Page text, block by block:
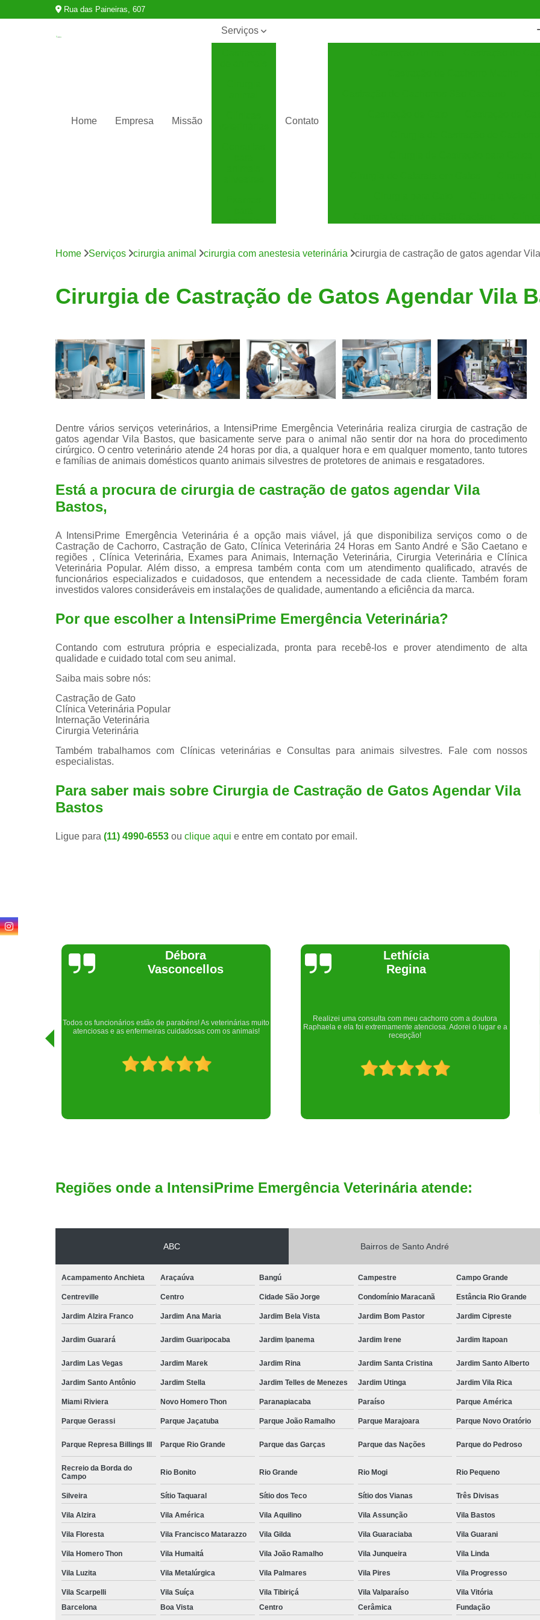
Rua das Paineiras, 607
Home Empresa Missão
Serviços
animais
para
tártaro
Contato
Clínica Veterinária Especializada em Cães
Clínica Veterinária Santo André
Consulta de
Consulta Médica
Consulta Médica Veterinária para
Consulta para
Consulta para Animais Silvestres São
Consulta para Silvestres
Consulta Veterinária para Silvestres
Exame de Endoscopia Veterinária
Exame de Ultrassom para
Exame para Animais Santo André
Exame para Cachorro
Internação para Cães e
Internação Semi Intensiva Veterinária
Limpeza Tártaro Santo André
Limpeza
Home Serviços cirurgia animal cirurgia com anestesia veterinária cirurgia de castração de gatos agendar
Cirurgia de Castração de Gatos Agendar Vila
Dentre vários serviços veterinários, a IntensiPrime Emergência Veterinária realiza cirurgia de castração de
gatos agendar Vila Bastos, que basicamente serve para o animal não sentir dor na hora do procedimento
cirúrgico. O centro veterinário atende 24 horas por dia, a qualquer hora e em qualquer momento, tanto tutores
e famílias de animais domésticos quanto animais silvestres de protetores de animais e resgatadores.
Está a procura de cirurgia de castração de gatos agendar Vila
Bastos,
A IntensiPrime Emergência Veterinária é a opção mais viável, já que disponibiliza serviços como o de
Castração de Cachorro, Castração de Gato, Clínica Veterinária 24 Horas em Santo André e São Caetano e
regiões , Clínica Veterinária, Exames para Animais, Internação Veterinária, Cirurgia Veterinária e Clínica
Veterinária Popular. Além disso, a empresa também conta com um atendimento qualificado, através de
funcionários especializados e cuidadosos, que entendem a necessidade de cada cliente. Também foram
investidos valores consideráveis em instalações de qualidade, aumentando a eficiência da marca.
Por que escolher a IntensiPrime Emergência Veterinária?
Contando com estrutura própria e especializada, pronta para recebê-los e prover atendimento de alta
qualidade e cuidado total com seu animal.
Saiba mais sobre nós:
Castração de Gato
Clínica Veterinária Popular
Internação Veterinária
Cirurgia Veterinária
Também trabalhamos com Clínicas veterinárias e Consultas para animais silvestres. Fale com nossos
especialistas.
Para saber mais sobre Cirurgia de Castração de Gatos Agendar Vila
Bastos
Ligue para (11) 4990-6553 ou clique aqui e entre em contato por email.
Lethícia
Regina
Realizei uma consulta com meu cachorro com a doutora
Raphaela e ela foi extremamente atenciosa. Adorei o lugar e a
recepção!
Joelma Lilian
Um lugar maravilhoso. Sempre serei grata pelo que fizeram por
nós!
Regiões onde a IntensiPrime Emergência Veterinária atende:
ABC Bairros de Santo André
Acampamento Anchieta Araçaúva Bangú Campestre Campo Grande
Centreville Centro Cidade São Jorge Condomínio Maracanã Estância Rio Grande
Jardim Alzira Franco Jardim Ana Maria Jardim Bela Vista Jardim Bom Pastor Jardim Cipreste
Jardim Guarará Jardim Guaripocaba Jardim Ipanema Jardim Irene Jardim Itapoan
Jardim Las Vegas Jardim Marek Jardim Rina Jardim Santa Cristina Jardim Santo Alberto
Jardim Santo Antônio Jardim Stella Jardim Telles de Menezes Jardim Utinga Jardim Vila Rica
Miami Riviera Novo Homero Thon Paranapiacaba Paraíso Parque América
Parque Gerassi Parque Jaçatuba Parque João Ramalho Parque Marajoara Parque Novo Oratório
Parque Represa Billings III Parque Rio Grande Parque das Garças Parque das Nações Parque do Pedroso
Recreio da Borda do
Campo
Rio Bonito Rio Grande Rio Mogi Rio Pequeno
Silveira Sítio Taquaral Sítio dos Teco Sítio dos Vianas Três Divisas
Vila Alzira Vila América Vila Aquilino Vila Assunção Vila Bastos
Vila Floresta Vila Francisco Matarazzo Vila Gilda Vila Guaraciaba Vila Guarani
Vila Homero Thon Vila Humaitá Vila João Ramalho Vila Junqueira Vila Linda
Vila Luzita Vila Metalúrgica Vila Palmares Vila Pires Vila Progresso
Vila Scarpelli Vila Suíça Vila Tibiriçá Vila Valparaíso Vila Vitória
Barcelona
Boa Vista Centro Cerâmica Fundação